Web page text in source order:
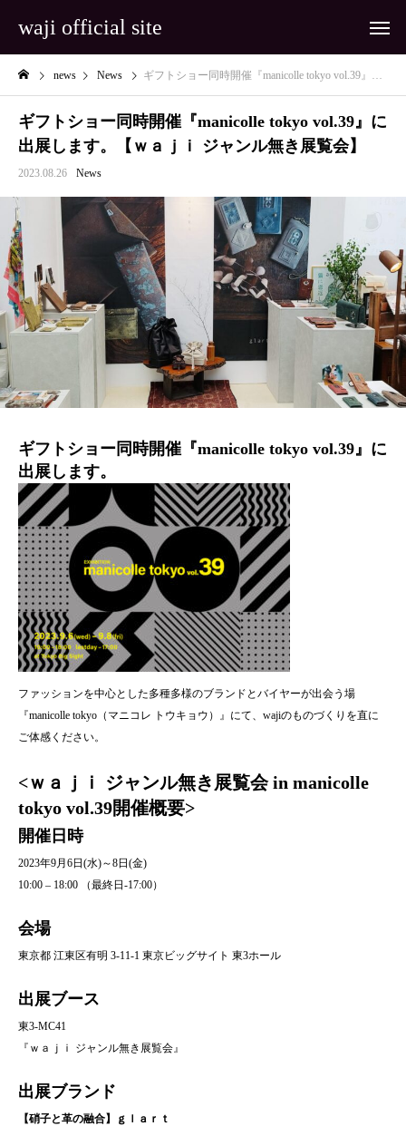
waji official site
news News ギフトショー同時開催『manicolle tokyo vol.39』に出展します。【ｗａｊｉ ジャンル無き展覧会】
ギフトショー同時開催『manicolle tokyo vol.39』に
出展します。【ｗａｊｉ ジャンル無き展覧会】
2023.08.26 News
ギフトショー同時開催『manicolle tokyo vol.39』に
出展します。
ファッションを中心とした多種多様のブランドとバイヤーが出会う場
『manicolle tokyo（マニコレ トウキョウ）』にて、wajiのものづくりを直に
ご体感ください。
<ｗａｊｉ ジャンル無き展覧会 in manicolle
tokyo vol.39開催概要>
開催日時
2023年9月6日(水)～8日(金)
10:00 – 18:00 （最終日-17:00）
会場
東京都 江東区有明 3-11-1 東京ビッグサイト 東3ホール
出展ブース
東3-MC41
『ｗａｊｉ ジャンル無き展覧会』
出展ブランド
【硝子と革の融合】ｇｌａｒｔ